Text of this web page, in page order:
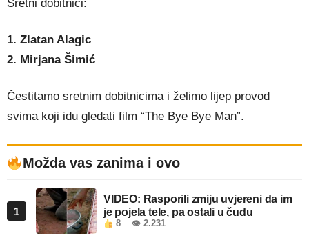
Sretni dobitnici:
1. Zlatan Alagic
2. Mirjana Šimić
Čestitamo sretnim dobitnicima i želimo lijep provod
svima koji idu gledati film “The Bye Bye Man”.
Možda vas zanima i ovo
1
VIDEO: Rasporili zmiju uvjereni da im
je pojela tele, pa ostali u čudu
8 👁 2.231